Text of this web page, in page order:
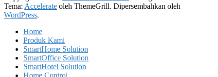
Tema: Accelerate oleh ThemeGrill. Dipersembahkan oleh
WordPress.
Home
Produk Kami
SmartHome Solution
SmartOffice Solution
SmartHotel Solution